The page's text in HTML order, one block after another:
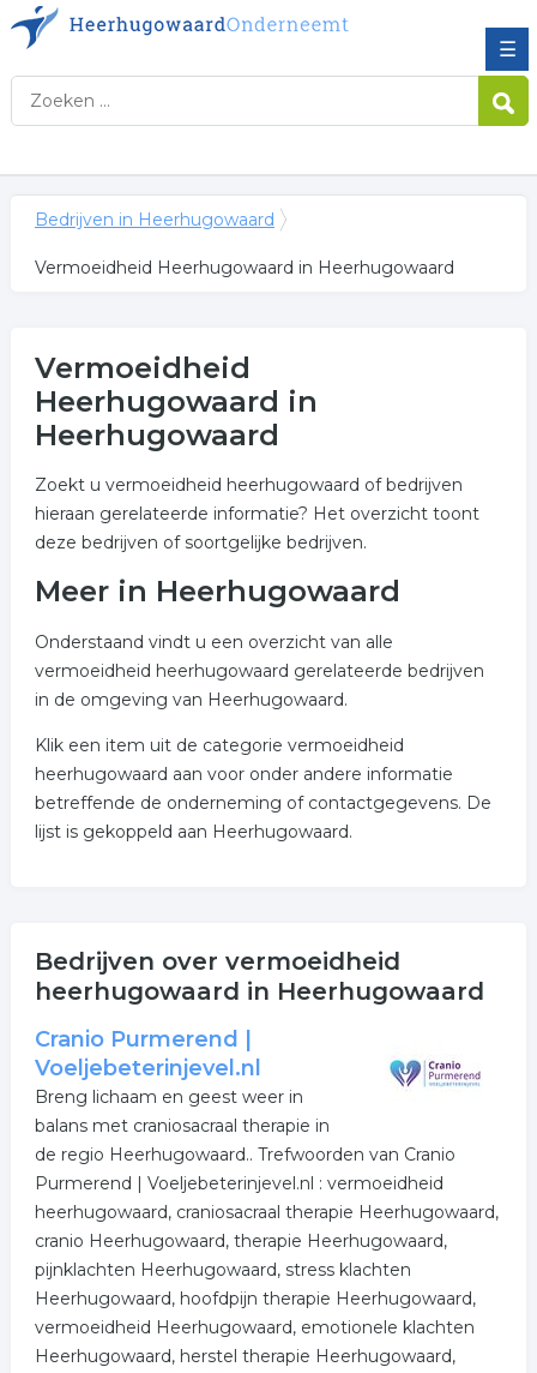
☰
Bedrijven in Heerhugowaard
Vermoeidheid Heerhugowaard in Heerhugowaard
Vermoeidheid
Heerhugowaard in
Heerhugowaard
Zoekt u vermoeidheid heerhugowaard of bedrijven
hieraan gerelateerde informatie? Het overzicht toont
deze bedrijven of soortgelijke bedrijven.
Meer in Heerhugowaard
Onderstaand vindt u een overzicht van alle
vermoeidheid heerhugowaard gerelateerde bedrijven
in de omgeving van Heerhugowaard.
Klik een item uit de categorie vermoeidheid
heerhugowaard aan voor onder andere informatie
betreffende de onderneming of contactgegevens. De
lijst is gekoppeld aan Heerhugowaard.
Bedrijven over vermoeidheid
heerhugowaard in Heerhugowaard
Cranio Purmerend |
Voeljebeterinjevel.nl
Breng lichaam en geest weer in
balans met craniosacraal therapie in
de regio Heerhugowaard.. Trefwoorden van Cranio
Purmerend | Voeljebeterinjevel.nl : vermoeidheid
heerhugowaard, craniosacraal therapie Heerhugowaard,
cranio Heerhugowaard, therapie Heerhugowaard,
pijnklachten Heerhugowaard, stress klachten
Heerhugowaard, hoofdpijn therapie Heerhugowaard,
vermoeidheid Heerhugowaard, emotionele klachten
Heerhugowaard, herstel therapie Heerhugowaard,